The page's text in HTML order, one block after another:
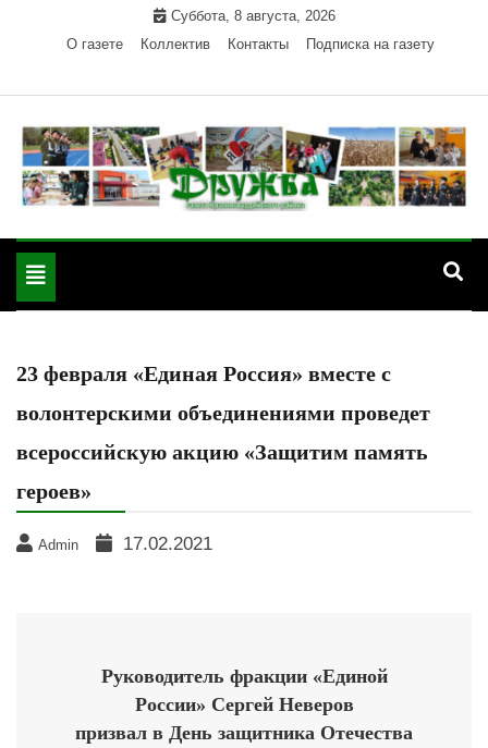
Суббота, 8 августа, 2026
О газете
Коллектив Контакты Подписка на газету
"Дружба" — газета
Красногвардейского района Республики Адыгея
Toggle
navigation
23 февраля «Единая Россия» вместе с
волонтерскими объединениями проведет
всероссийскую акцию «Защитим память
героев»
Admin 17.02.2021
Руководитель фракции «Единой
России» Сергей Неверов
призвал в День защитника Отечества